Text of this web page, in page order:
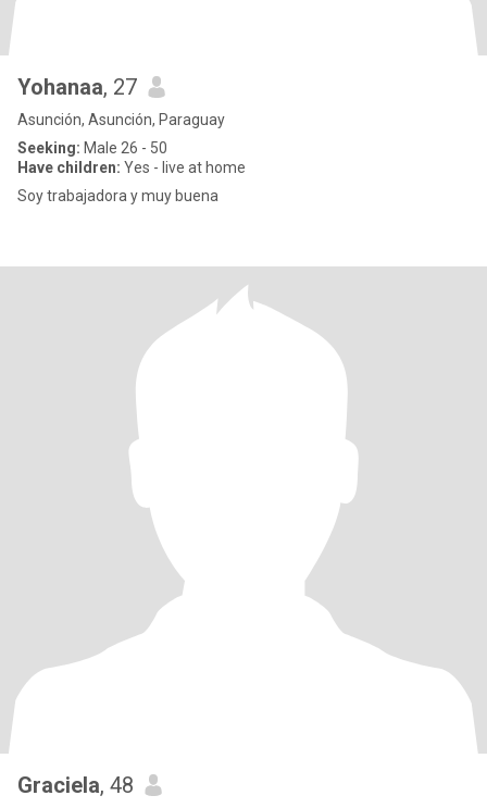
Yohanaa, 27
Asunción, Asunción, Paraguay
Seeking: Male 26 - 50
Have children: Yes - live at home
Soy trabajadora y muy buena
Graciela, 48